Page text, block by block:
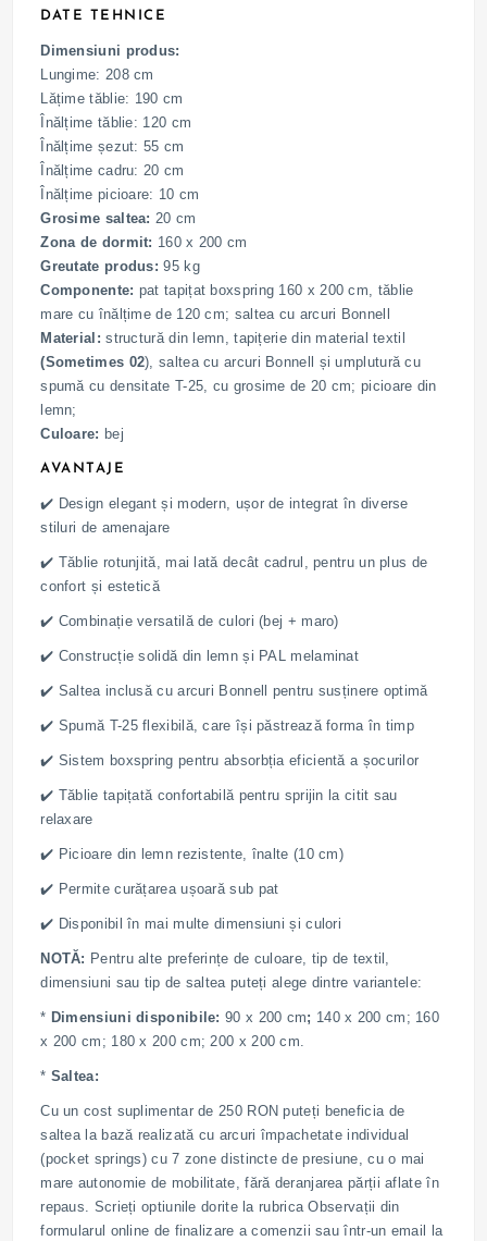
DATE TEHNICE
Dimensiuni produs:
Lungime: 208 cm
Lățime tăblie: 190 cm
Înălțime tăblie: 120 cm
Înălțime șezut: 55 cm
Înălțime cadru: 20 cm
Înălțime picioare: 10 cm
Grosime saltea: 20 cm
Zona de dormit: 160 x 200 cm
Greutate produs: 95 kg
Componente: pat tapițat boxspring 160 x 200 cm, tăblie
mare cu înălțime de 120 cm; saltea cu arcuri Bonnell
Material: structură din lemn, tapițerie din material textil
(Sometimes 02), saltea cu arcuri Bonnell și umplutură cu
spumă cu densitate T-25, cu grosime de 20 cm; picioare din
lemn;
Culoare: bej
AVANTAJE
✔️ Design elegant și modern, ușor de integrat în diverse
stiluri de amenajare
✔️ Tăblie rotunjită, mai lată decât cadrul, pentru un plus de
confort și estetică
✔️ Combinație versatilă de culori (bej + maro)
✔️ Construcție solidă din lemn și PAL melaminat
✔️ Saltea inclusă cu arcuri Bonnell pentru susținere optimă
✔️ Spumă T-25 flexibilă, care își păstrează forma în timp
✔️ Sistem boxspring pentru absorbția eficientă a șocurilor
✔️ Tăblie tapițată confortabilă pentru sprijin la citit sau
relaxare
✔️ Picioare din lemn rezistente, înalte (10 cm)
✔️ Permite curățarea ușoară sub pat
✔️ Disponibil în mai multe dimensiuni și culori
NOTĂ: Pentru alte preferințe de culoare, tip de textil,
dimensiuni sau tip de saltea puteți alege dintre variantele:
* Dimensiuni disponibile:90 x 200 cm; 140 x 200 cm; 160
x 200 cm; 180 x 200 cm; 200 x 200 cm.
* Saltea:
Cu un cost suplimentar de 250 RON puteți beneficia de
saltea la bază realizată cu arcuri împachetate individual
(pocket springs) cu 7 zone distincte de presiune, cu o mai
mare autonomie de mobilitate, fără deranjarea părții aflate în
repaus. Scrieți optiunile dorite la rubrica Observații din
formularul online de finalizare a comenzii sau într-un email la